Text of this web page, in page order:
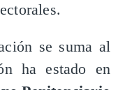
se suma al
ha estado en